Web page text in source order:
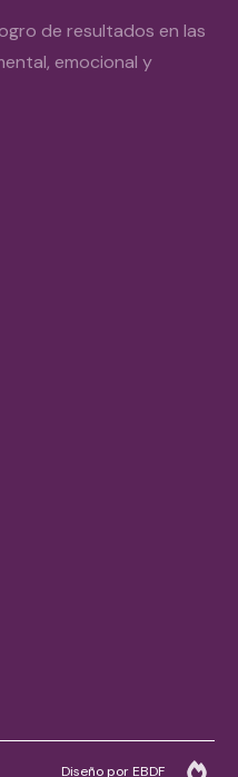
de resultados en las
emocional y
Diseño por EBDF